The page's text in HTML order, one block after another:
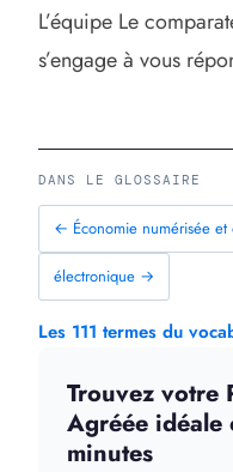
L’équipe Le
s’engage à vous
DANS LE GLOSSAIRE
← Économie numérisée et
électronique →
Les 111 termes du
Trouvez votre
Agréée idéale
minutes